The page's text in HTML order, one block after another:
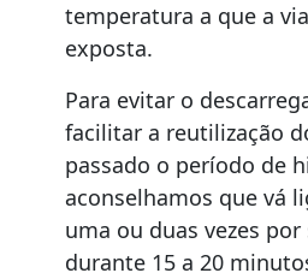
temperatura a que a
exposta.
Para evitar o
facilitar a reutilização
passado o período de
aconselhamos que vá
uma ou duas vezes por
durante 15 a 20